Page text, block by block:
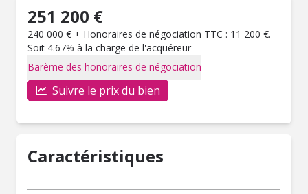
251 200 €
240 000 € + Honoraires de négociation TTC : 11 200 €.
Soit 4.67% à la charge de l'acquéreur
Barème des honoraires de négociation
Suivre le prix du bien
Caractéristiques